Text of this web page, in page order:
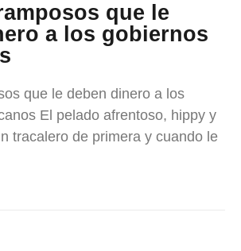
que le
a los gobiernos
que le deben dinero a los
El pelado afrentoso, hippy y
tracalero de primera y cuando le